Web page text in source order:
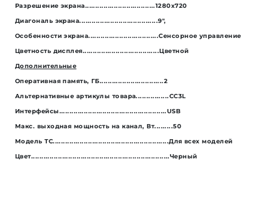
Разрешение экрана..................................1280x720
Диагональ экрана......................................9",
Особенности экрана..................................Сенсорное управление
Цветность дисплея.....................................Цветной
Дополнительные
Оперативная память, ГБ...............................2
Альтернативные артикулы товара................CC3L
Интерфейсы....................................................USB
Макс. выходная мощность на канал, Вт.........50
Модель ТС........................................................Для всех моделей
Цвет...................................................................Черный